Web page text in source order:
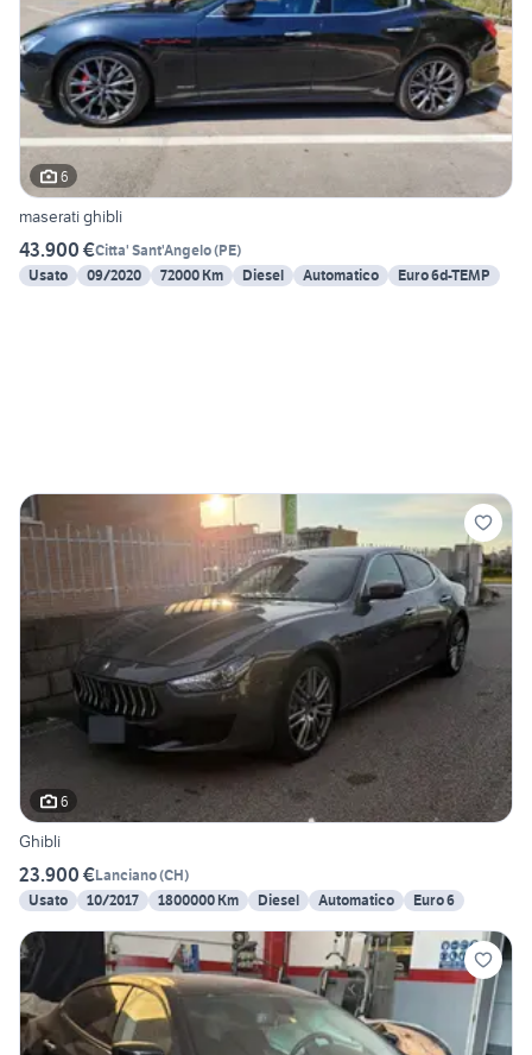
6
maserati ghibli
43.900 €Citta' Sant'Angelo(PE)
Usato
09/2020 72000 Km Diesel Automatico Euro 6d-TEMP
6
Ghibli
23.900 €Lanciano(CH)
Usato
10/2017 1800000 Km Diesel Automatico Euro 6